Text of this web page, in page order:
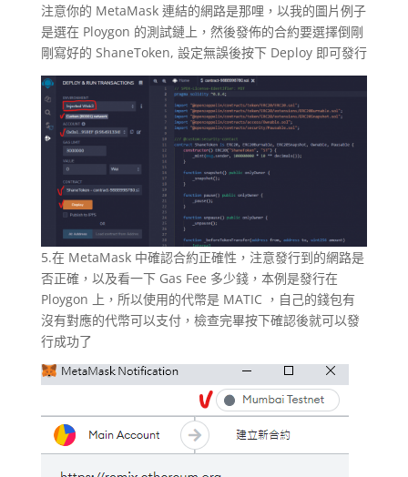
注意你的 MetaMask 連結的網路是那哩，以我的圖片例子
是選在 Ploygon 的測試鏈上，然後發佈的合約要選擇倒剛
剛寫好的 ShaneToken, 設定無誤後按下 Deploy 即可發行
5.在 MetaMask 中確認合約正確性，注意發行到的網路是
否正確，以及看一下 Gas Fee 多少錢，本例是發行在
Ploygon 上，所以使用的代幣是 MATIC ，自己的錢包有
沒有對應的代幣可以支付，檢查完畢按下確認後就可以發
行成功了